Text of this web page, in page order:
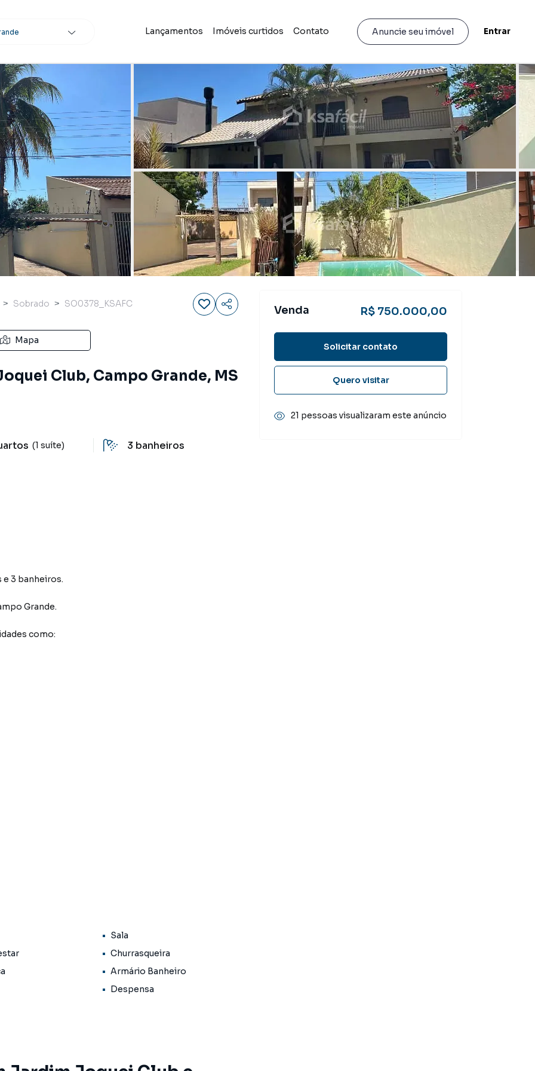
Lançamentos Imóveis curtidos Contato Anuncie seu imóvel Entrar
Sobrado SO0378_KSAFC
Mapa
Club, Campo Grande, MS
(1 suíte) 3 banheiros
e 3 banheiros.
Grande.
como:
Sala
Churrasqueira
Armário Banheiro
Despensa
Venda R$ 750.000,00
Solicitar contato
Quero visitar
21 pessoas visualizaram este anúncio